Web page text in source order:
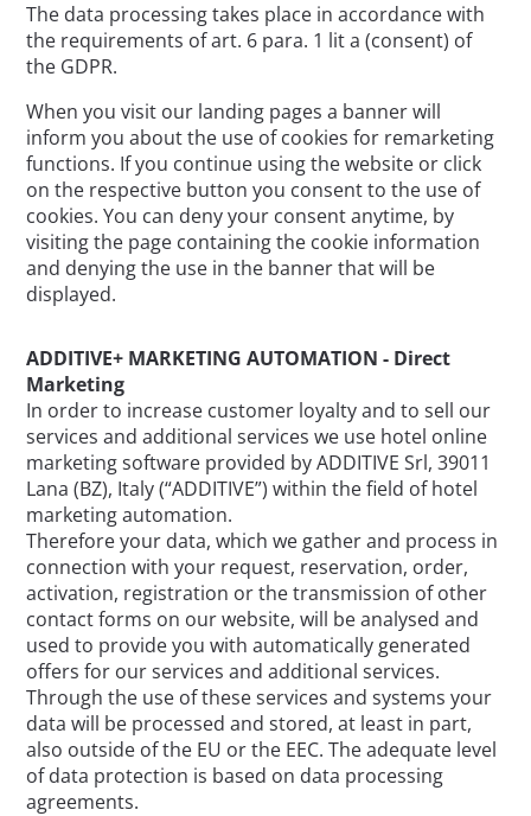
The data processing takes place in accordance with
the requirements of art. 6 para. 1 lit a (consent) of
the GDPR.
When you visit our landing pages a banner will
inform you about the use of cookies for remarketing
functions. If you continue using the website or click
on the respective button you consent to the use of
cookies. You can deny your consent anytime, by
visiting the page containing the cookie information
and denying the use in the banner that will be
displayed.
ADDITIVE+ MARKETING AUTOMATION - Direct
Marketing
In order to increase customer loyalty and to sell our
services and additional services we use hotel online
marketing software provided by ADDITIVE Srl, 39011
Lana (BZ), Italy (“ADDITIVE”) within the field of hotel
marketing automation.
Therefore your data, which we gather and process in
connection with your request, reservation, order,
activation, registration or the transmission of other
contact forms on our website, will be analysed and
used to provide you with automatically generated
offers for our services and additional services.
Through the use of these services and systems your
data will be processed and stored, at least in part,
also outside of the EU or the EEC. The adequate level
of data protection is based on data processing
agreements.